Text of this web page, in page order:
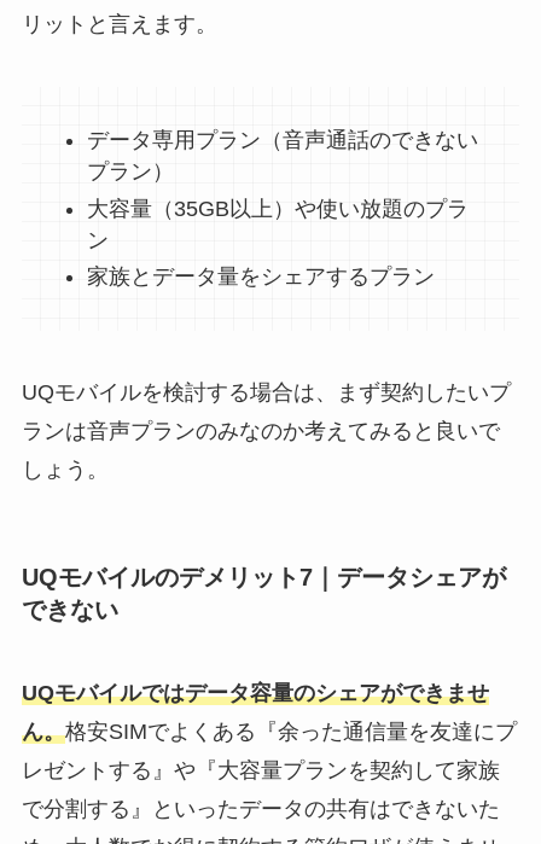
リットと言えます。
データ専用プラン（音声通話のできない
プラン）
大容量（35GB以上）や使い放題のプラ
ン
家族とデータ量をシェアするプラン
UQモバイルを検討する場合は、まず契約したいプ
ランは音声プランのみなのか考えてみると良いで
しょう。
UQモバイルのデメリット7｜データシェアが
できない
UQモバイルではデータ容量のシェアができませ
ん。格安SIMでよくある『余った通信量を友達にプ
レゼントする』や『大容量プランを契約して家族
で分割する』といったデータの共有はできないた